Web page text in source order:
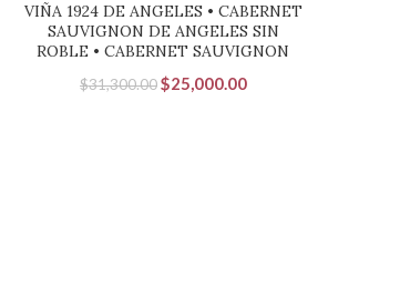
VIÑA 1924 DE ANGELES • CABERNET
SAUVIGNON DE ANGELES SIN
ROBLE • CABERNET SAUVIGNON
$31,300.00 El
$25,000.00El